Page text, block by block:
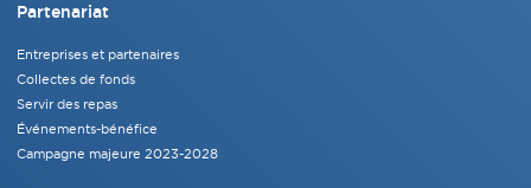
Partenariat
Entreprises et partenaires
Collectes de fonds
Servir des repas
Événements-bénéfice
Campagne majeure 2023-2028